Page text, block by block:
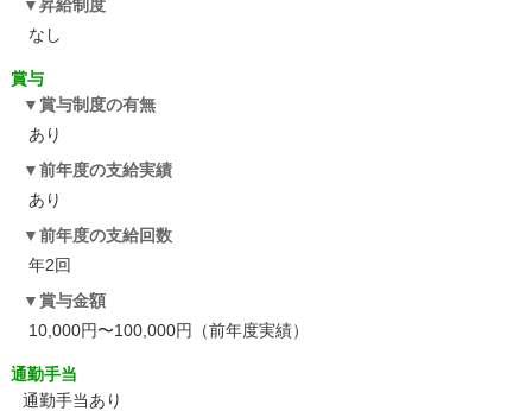
昇給制度
なし
賞与
賞与制度の有無
あり
前年度の支給実績
あり
前年度の支給回数
年2回
賞与金額
10,000円〜100,000円（前年度実績）
通勤手当
通勤手当あり